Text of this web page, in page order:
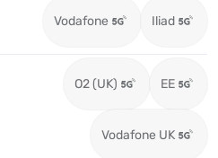
Vodafone Iliad
O2 (UK) EE
Vodafone UK